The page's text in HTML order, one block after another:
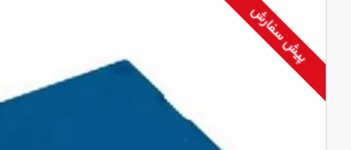
پیش سفارش